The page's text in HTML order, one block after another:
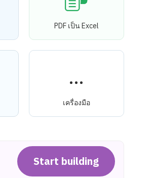
PDF เป็น Excel
เครื่องมือ
Start building